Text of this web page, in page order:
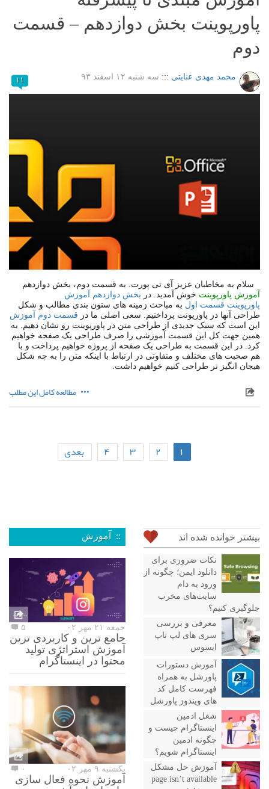
پاورپوینت بخش دوازدهم – قسمت
دوم
محمد مهدی عنایتی ::: سه شنبه ۱۲ اسفند ۹۳ ۱۱
سلام به مخاطبان عزیز آی تی پورت. به قسمت دوم، بخش دوازدهم
آموزش پاورپوینت خوش آمدید. در بخش دوازدهم آموزش
پاورپوینت قسمت اول به مباحث زمینه های ستون بندی مطالب و شکل
طراحی آنها در پاورپونت پرداختیم. سعی اصلی ما در قسمت دوم آموزش
این است که سبک جدیدی از طراحی متن در پاورپوینت رو نشان دهیم. به
همین جهت کل این قسمت آموزشی را صرف طراحی یک صفحه خواهیم
کرد. در این قسمت به طراحی یک صفحه از پروژه خواهیم پرداخت و با
هم صحبت های مختلف و متفاوتی در ارتباط با اینکه متن را به چه شکل
هیجان انگیز تر طراحی کنیم خواهیم داشت.
مطالعه کامل این مطلب
۱ ۲ ۳ ۴ بعدی
بیشتر خوانده شده اند
نکات ضروری برای
دانلود ایمن؛ چگونه از
ورود به دام
سایت‌های مخرب
جلوگیری کنیم؟
معرفی و بررسی
سری های لپ تاپ
ایسوس
آموزش دستورات
پاورشل به همراه
فهرست کامل کد
های ویندوز پاورشل
شغل ادمین
اینستاگرام چیست و
چگونه ادمین
اینستاگرام شویم؟
آموزش حل مشکل
page isn’t available
:: آموزش
جمعه ۲۱ مهر ۰۲ ۵
جامع ترین و کاربردی ترین
آموزش استراتژی تولید
محتوا در اینستاگرام
یکشنبه ۹ مهر ۰۲ ۰
آموزش نحوه فعال سازی